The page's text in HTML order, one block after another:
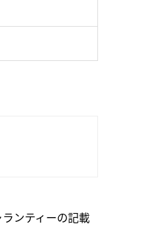
ンティーの記載